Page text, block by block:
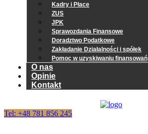
Kadry i Płace
ZUS
JPK
Sprawozdania Finansowe
Doradztwo Podatkowe
Zakładanie Działalności i spółek
Pomoc w uzyskiwaniu finansowań
O nas
Opinie
Kontakt
Tel: +48 781 856 245